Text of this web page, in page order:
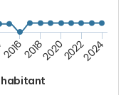
habitant
20162018202020222024